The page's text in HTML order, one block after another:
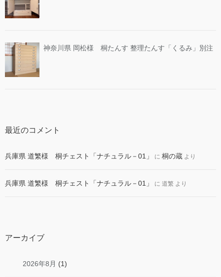
神奈川県 岡松様 桐たんす 整理たんす「くるみ」別注
最近のコメント
兵庫県 道繁様 桐チェスト「ナチュラル－01」 に 桐の蔵 より
兵庫県 道繁様 桐チェスト「ナチュラル－01」 に 道繁 より
アーカイブ
2026年8月 (1)